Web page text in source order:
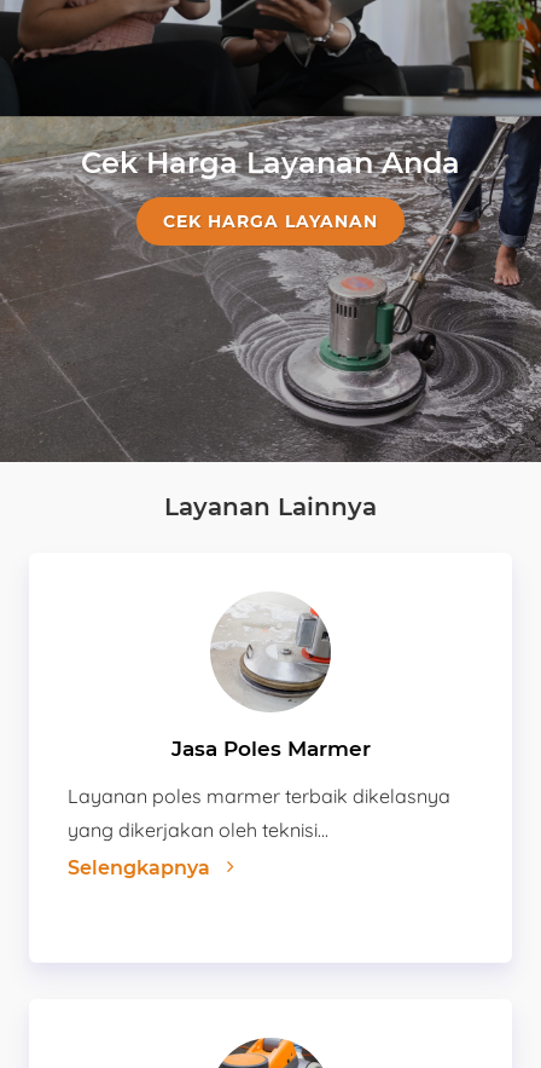
Cek Harga Layanan Anda
CEK HARGA LAYANAN
Layanan Lainnya
Jasa Poles Marmer
Layanan poles marmer terbaik dikelasnya
yang dikerjakan oleh teknisi...
Selengkapnya